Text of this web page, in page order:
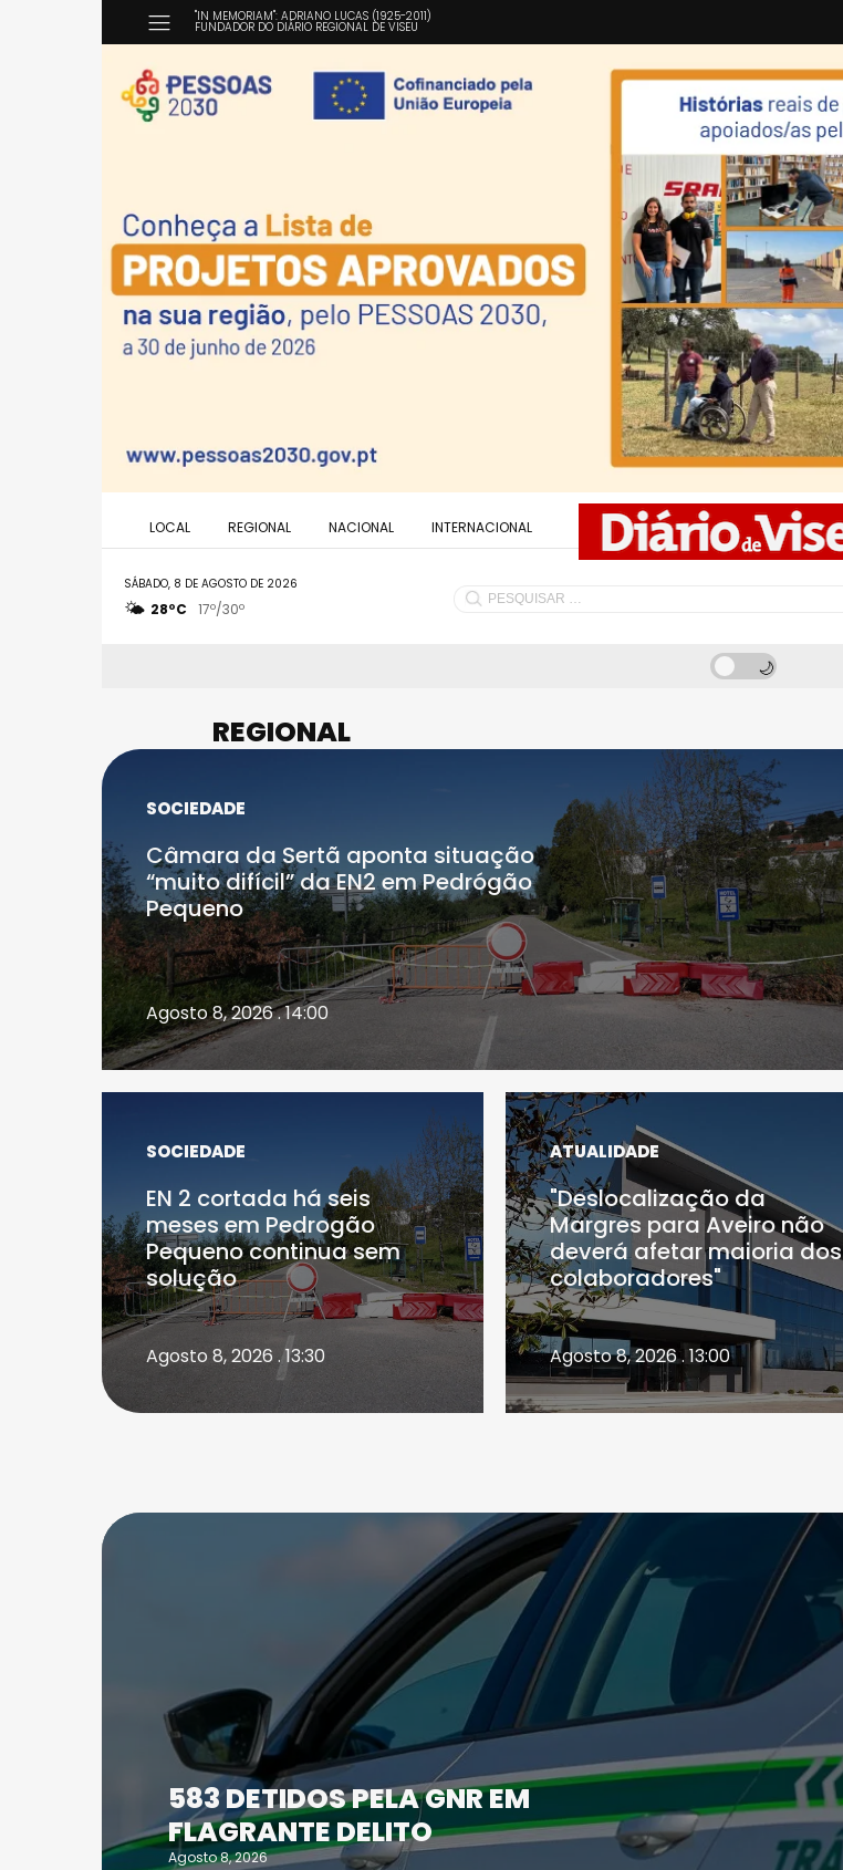
"IN MEMORIAM": ADRIANO LUCAS (1925-2011)
FUNDADOR DO DIÁRIO REGIONAL DE VISEU
LOCAL REGIONAL NACIONAL INTERNACIONAL
SÁBADO, 8 DE AGOSTO DE 2026
🌤️ 28ºC 17º/30º
s
r
:
REGIONAL
SOCIEDADE
Câmara da Sertã aponta situação
“muito difícil” da EN2 em Pedrógão
Pequeno
Agosto 8, 2026 . 14:00
SOCIEDADE
EN 2 cortada há seis
meses em Pedrogão
Pequeno continua sem
solução
Agosto 8, 2026 . 13:30
ATUALIDADE
"Deslocalização da
Margres para Aveiro não
deverá afetar maioria dos
colaboradores"
Agosto 8, 2026 . 13:00
583 DETIDOS PELA GNR EM
FLAGRANTE DELITO
Agosto 8, 2026
FALECEU PAULA
ALMEIDA, JOVEM
ENFERMEIRA NO